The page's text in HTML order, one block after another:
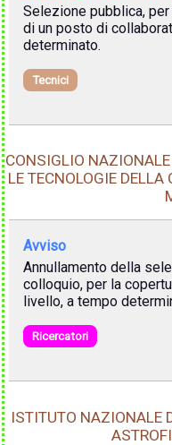
Selezione pubblica,
di un posto di
determinato.
Tecnici
CONSIGLIO NAZIONALE
LE TECNOLOGIE
Avviso
Annullamento della
colloquio, per la
livello, a tempo
Ricercatori
ISTITUTO NAZIONALE